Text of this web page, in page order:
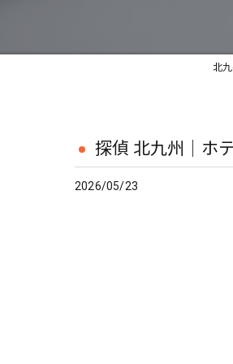
北
探偵 北九州｜ホ
2026/05/23